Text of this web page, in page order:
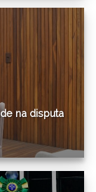
na disputa